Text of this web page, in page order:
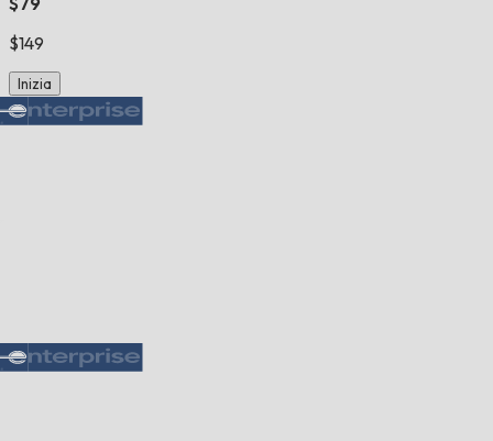
$149
Inizia